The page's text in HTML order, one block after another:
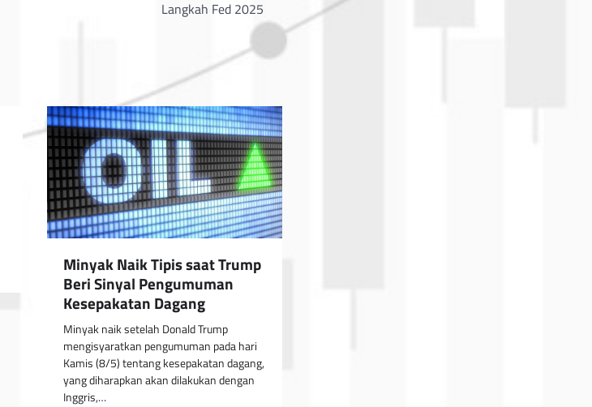
Langkah Fed 2025
Minyak Naik Tipis saat Trump
Beri Sinyal Pengumuman
Kesepakatan Dagang
Minyak naik setelah Donald Trump
mengisyaratkan pengumuman pada hari
Kamis (8/5) tentang kesepakatan dagang,
yang diharapkan akan dilakukan dengan
Inggris,…